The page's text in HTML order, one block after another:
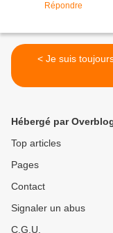
Répondre
< Je suis
Hébergé par
Top articles
Pages
Contact
Signaler un abus
C.G.U.